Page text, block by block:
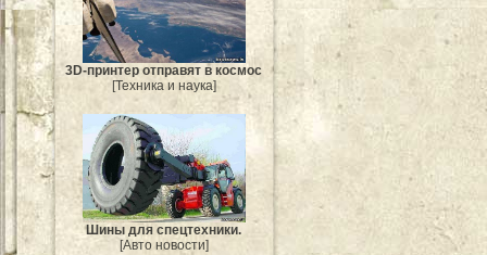
3D-принтер отправят в космос
[Техника и наука]
Шины для спецтехники.
[Авто новости]